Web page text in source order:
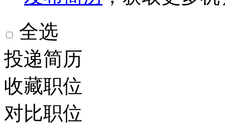
全选
投递简历
收藏职位
对比职位